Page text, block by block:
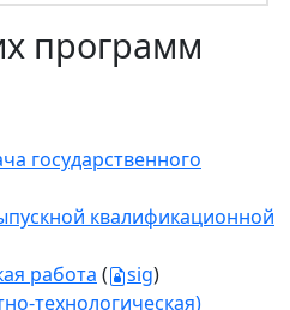
программ
государственного
квалификационной
работа ( sig)
технологическая)